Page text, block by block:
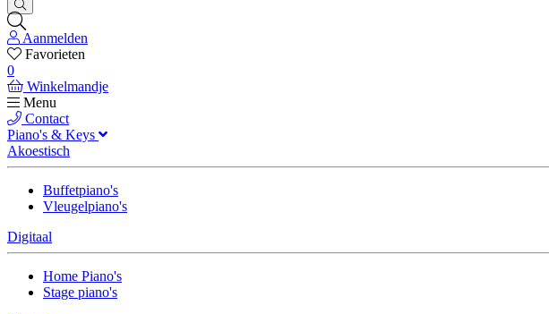
Aanmelden
Favorieten
0
Winkelmandje
Menu
Contact
Piano's & Keys
Akoestisch
Buffetpiano's
Vleugelpiano's
Digitaal
Home Piano's
Stage piano's